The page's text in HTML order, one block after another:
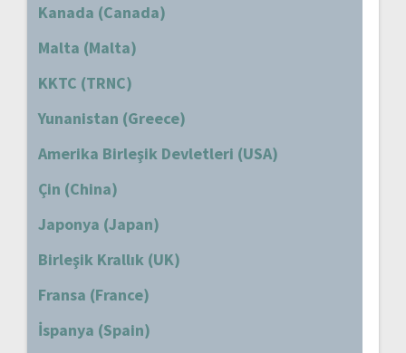
Kanada (Canada)
Malta (Malta)
KKTC (TRNC)
Yunanistan (Greece)
Amerika Birleşik Devletleri (USA)
Çin (China)
Japonya (Japan)
Birleşik Krallık (UK)
Fransa (France)
İspanya (Spain)